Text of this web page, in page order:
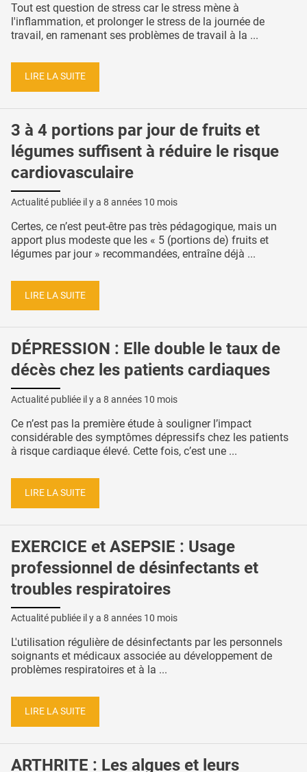
Tout est question de stress car le stress mène à
l'inflammation, et prolonger le stress de la journée de
travail, en ramenant ses problèmes de travail à la ...
LIRE LA SUITE
3 à 4 portions par jour de fruits et
légumes suffisent à réduire le risque
cardiovasculaire
Actualité publiée il y a 8 années 10 mois
Certes, ce n’est peut-être pas très pédagogique, mais un
apport plus modeste que les « 5 (portions de) fruits et
légumes par jour » recommandées, entraîne déjà ...
LIRE LA SUITE
DÉPRESSION : Elle double le taux de
décès chez les patients cardiaques
Actualité publiée il y a 8 années 10 mois
Ce n’est pas la première étude à souligner l’impact
considérable des symptômes dépressifs chez les patients
à risque cardiaque élevé. Cette fois, c’est une ...
LIRE LA SUITE
EXERCICE et ASEPSIE : Usage
professionnel de désinfectants et
troubles respiratoires
Actualité publiée il y a 8 années 10 mois
L'utilisation régulière de désinfectants par les personnels
soignants et médicaux associée au développement de
problèmes respiratoires et à la ...
LIRE LA SUITE
ARTHRITE : Les algues et leurs